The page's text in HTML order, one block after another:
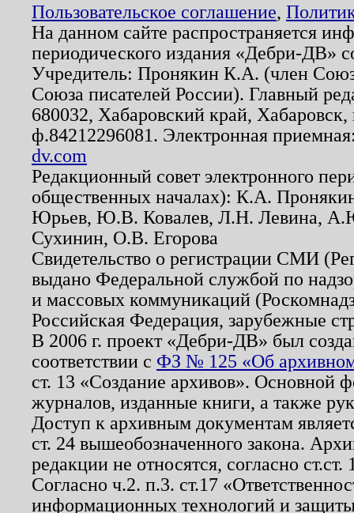
Пользовательское соглашение,
На данном сайте распространяется
периодического издания «Дебри-ДВ»
Учредитель: Пронякин К.А. (член
Союза писателей России). Главный
680032, Хабаровский край,
ф.84212296081. Электронная
dv.com
Редакционный совет электронного
общественных началах): К.А.
Юрьев, Ю.В. Ковалев, Л.Н. Левина,
Сухинин, О.В. Егорова
Свидетельство о регистрации СМИ
выдано Федеральной службой по
и массовых коммуникаций
Российская Федерация, зарубежные
В 2006 г. проект «Дебри-ДВ» был
соответствии с ФЗ № 125 «Об
ст. 13 «Создание архивов». Основной
журналов, изданные книги, а также
Доступ к архивным документам
ст. 24 вышеобозначенного закона.
редакции не относятся, согласно
Согласно ч.2. п.3. ст.17
информационных технологий и